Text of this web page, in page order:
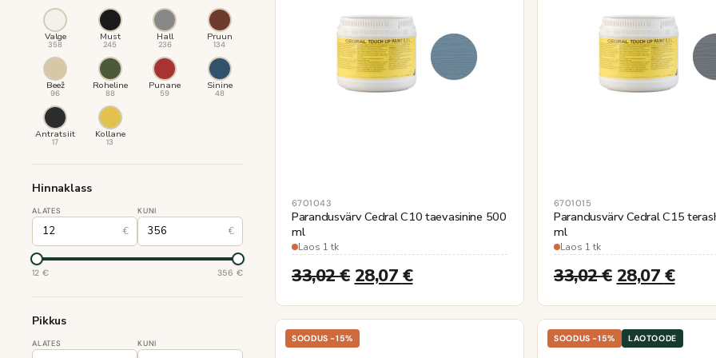
Valge
358
Must
245
Hall
236
Pruun
134
Beež
96
Roheline
88
Punane
59
Sinine
48
Antratsiit
17
Kollane
13
Hinnaklass
ALATES
€
KUNI
€
12 € 356 €
Pikkus
ALATES KUNI
6701043
Parandusvärv Cedral C10 taevasinine 500
ml
Laos 1 tk
33,02€ 28,07 €
6701015
Parandusvärv Cedral C15
ml
Laos 1 tk
33,02€ 28,07 €
SOODUS -15% SOODUS -15% LAOTOODE